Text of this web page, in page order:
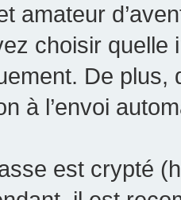
amateur
choisir quelle
De
à l’envoi
est crypté